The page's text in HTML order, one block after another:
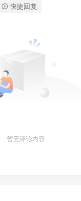
快捷回复
暂无评论内容